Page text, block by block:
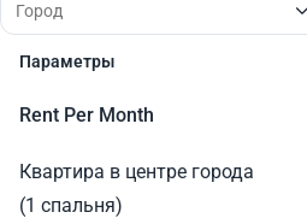
Параметры
Rent Per Month
Квартира в центре города
(1 спальня)